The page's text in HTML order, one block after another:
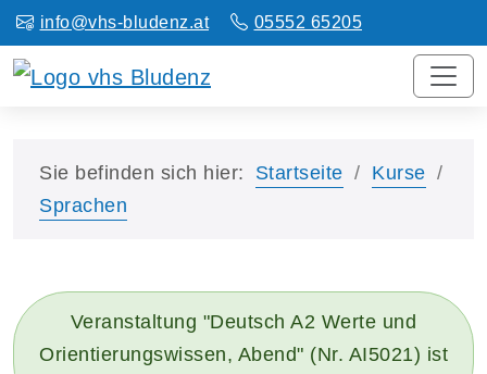
info@vhs-bludenz.at 05552 65205
Sie befinden sich hier: Startseite
Kurse
Sprachen
Veranstaltung "Deutsch A2 Werte und
Orientierungswissen, Abend" (Nr. AI5021) ist